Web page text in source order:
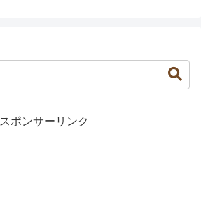
スポンサーリンク